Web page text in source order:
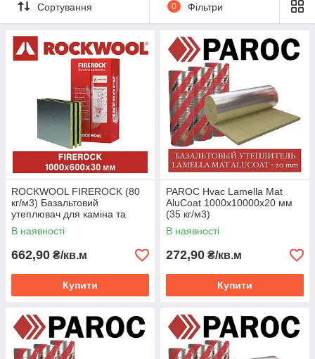
Сортування 0 Фільтри
ROCKWOOL FIREROCK (80
кг/м3) Базальтовий
утеплювач для каміна та
топки
В наявності
662,90 ₴/кв.м
Купити
PAROC Hvac Lamella Mat
AluCoat 1000х10000х20 мм
(35 кг/м3)
В наявності
272,90 ₴/кв.м
Купити